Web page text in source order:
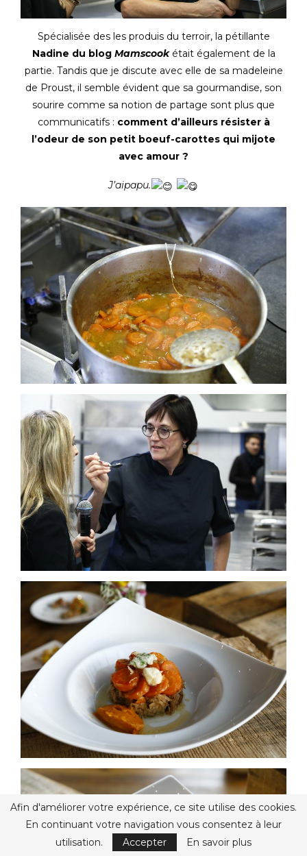
Spécialisée des les produis du terroir, la pétillante
Nadine du blog Mamscookétait également de la
partie. Tandis que je discute avec elle de sa madeleine
de Proust, il semble évident que sa gourmandise, son
sourire comme sa notion de partage sont plus que
communicatifs : comment d’ailleurs résister à
l’odeur de son petit boeuf-carottes qui mijote
avec amour ?
J’aipapu.
Afin d'améliorer votre expérience, ce site utilise des cookies.
En continuant votre navigation vous consentez à leur
utilisation.
Accepter En savoir plus